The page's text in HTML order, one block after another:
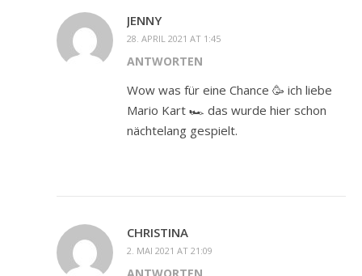
JENNY
28. APRIL 2021 AT 1:45
ANTWORTEN
Wow was für eine Chance 🥳 ich liebe
Mario Kart 🏎 das wurde hier schon
nächtelang gespielt.
CHRISTINA
2. MAI 2021 AT 21:09